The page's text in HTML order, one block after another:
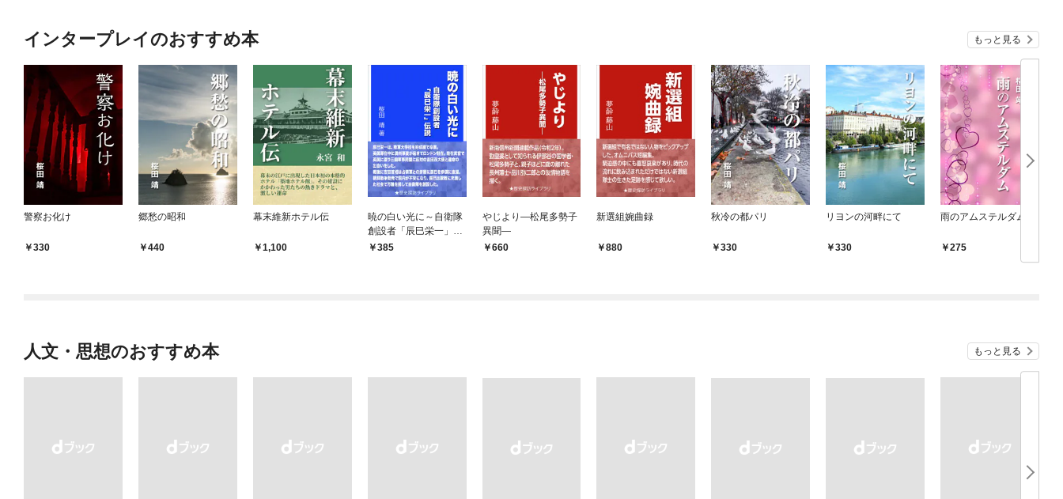
インタープレイのおすすめ本 もっと見る
警察お化け
330
郷愁の昭和
440
幕末維新ホテル伝
1,100
暁の白い光に～自衛隊
創設者「辰巳栄一」伝
説～385
やじより―松尾多勢子
異聞―
660
新選組婉曲録
880
秋冷の都パリ
330
リヨンの河畔にて
330
雨のアムステルダム
275
人文・思想のおすすめ本 もっと見る